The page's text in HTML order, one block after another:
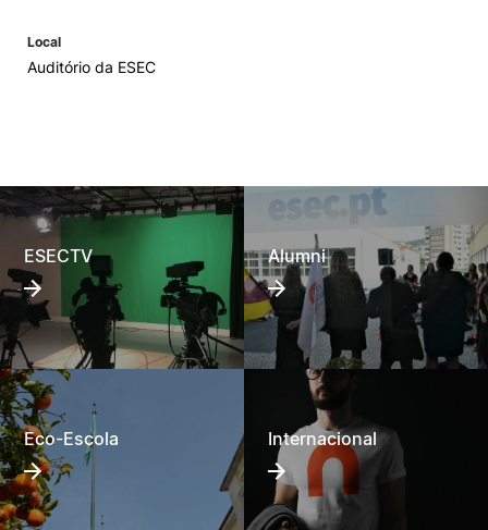
Local
Auditório da ESEC
ESECTV Alumni
Eco-Escola Internacional